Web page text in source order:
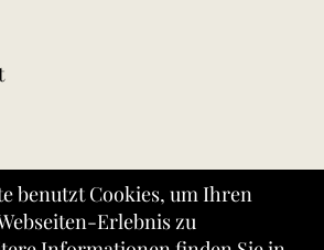
benutzt Cookies, um Ihren
Erlebnis zu